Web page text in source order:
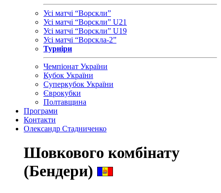
Усі матчі “Ворскли”
Усі матчі “Ворскли” U21
Усі матчі “Ворскли” U19
Усі матчі “Ворскла-2”
Турніри
Чемпіонат України
Кубок України
Суперкубок України
Єврокубки
Полтавщина
Програми
Контакти
Олександр Стадниченко
Шовкового комбінату
(Бендери)